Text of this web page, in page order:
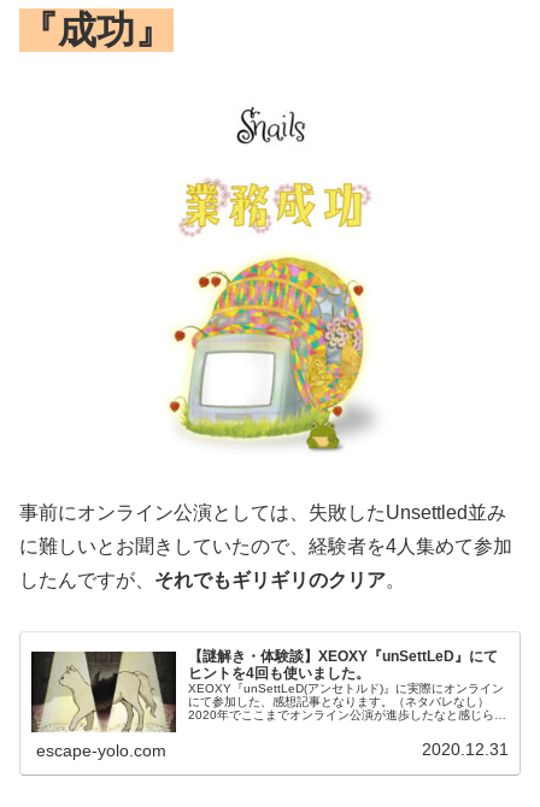
『成功』
事前にオンライン公演としては、失敗したUnsettled並み
に難しいとお聞きしていたので、経験者を4人集めて参加
したんですが、 それでもギリギリのクリア。
【謎解き・体験談】XEOXY『unSettLeD』にて
ヒントを4回も使いました。
XEOXY『unSettLeD(アンセトルド)』に実際にオンライン
にて参加した、感想記事となります。（ネタバレなし）
2020年でここまでオンライン公演が進歩したなと感じられ
escape-yolo.com 2020.12.31